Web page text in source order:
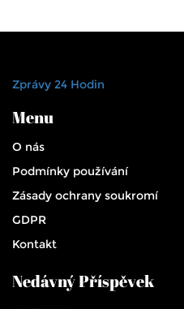
Zprávy 24 Hodin
Menu
O nás
Podmínky používání
Zásady ochrany soukromí
GDPR
Kontakt
Nedávný Příspěvek